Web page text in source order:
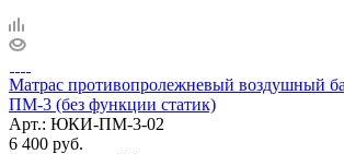
Матрас противопролежневый воздушный
ПМ-3 (без функции статик)
Арт.: ЮКИ-ПМ-3-02
6 400 руб.